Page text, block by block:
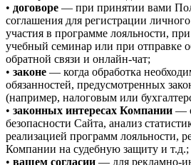
• договоре — при принятии вами
соглашения для регистрации
участия в программе лояльности,
учебный семинар или при отправке
обратной связи и онлайн-чат;
• законе — когда обработка
обязанностей, предусмотренных
(например, налоговым или
• законных интересах Компании —
безопасности Сайта, анализ
реализацией программ лояльности,
Компании на судебную защиту и т.д.;
• вашем согласии — для рекламно-